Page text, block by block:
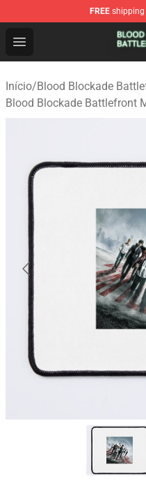
FREE shipping
Open menu
Blood Blockade
Início/Blood Blockade
Blood Blockade Battlefront